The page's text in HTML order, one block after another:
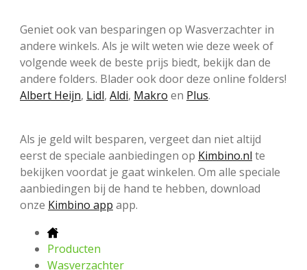
Geniet ook van besparingen op Wasverzachter in
andere winkels. Als je wilt weten wie deze week of
volgende week de beste prijs biedt, bekijk dan de
andere folders. Blader ook door deze online folders!
Albert Heijn, Lidl, Aldi, Makro en Plus.
Als je geld wilt besparen, vergeet dan niet altijd
eerst de speciale aanbiedingen op Kimbino.nl te
bekijken voordat je gaat winkelen. Om alle speciale
aanbiedingen bij de hand te hebben, download
onze Kimbino app app.
Producten
Wasverzachter